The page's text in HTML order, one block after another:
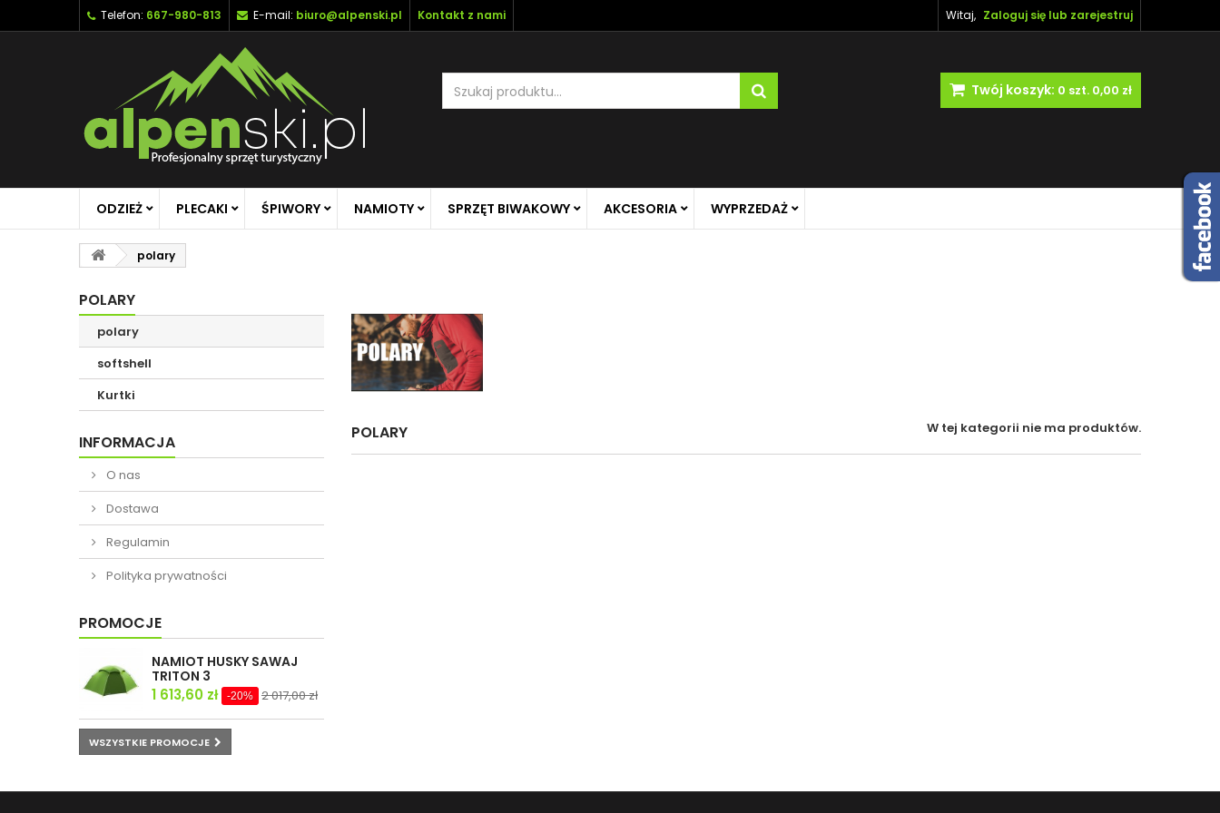
Witaj, Zaloguj się lub zarejestruj
Telefon: 667-980-813 E-mail: biuro@alpenski.pl Kontakt z nami
Twój koszyk: 0 szt. 0,00 zł
ODZIEŻ PLECAKI ŚPIWORY NAMIOTY SPRZĘT BIWAKOWY AKCESORIA WYPRZEDAŻ
polary
POLARY
polary
softshell
Kurtki
INFORMACJA
O nas
Dostawa
Regulamin
Polityka prywatności
PROMOCJE
NAMIOT HUSKY SAWAJ
TRITON 3
1 613,60 zł -20% 2 017,00 zł
WSZYSTKIE PROMOCJE
POLARY W tej kategorii nie ma produktów.